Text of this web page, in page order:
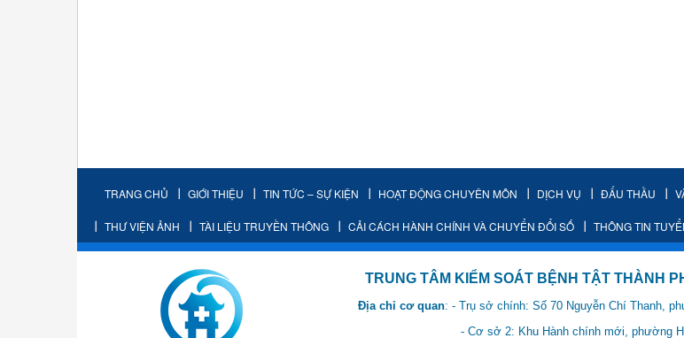
TRANG CHỦ GIỚI THIỆU TIN TỨC – SỰ KIỆN HOẠT ĐỘNG CHUYÊN MÔN DỊCH VỤ ĐẤU THẦU
THƯ VIỆN ẢNH TÀI LIỆU TRUYỀN THÔNG CẢI CÁCH HÀNH CHÍNH VÀ CHUYỂN ĐỔI SỐ THÔNG TIN
TRUNG TÂM KIỂM SOÁT BỆNH TẬT THÀNH
Địa chỉ cơ quan: - Trụ sở chính: Số 70 Nguyễn Chí Thanh,
- Cơ sở 2: Khu Hành chính mới, phường Hà Đông,